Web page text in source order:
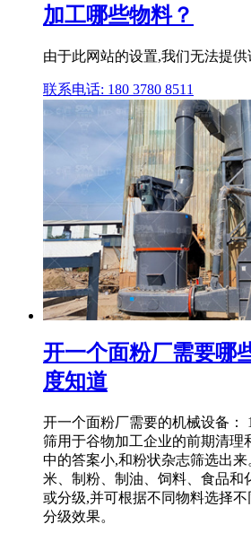
加工哪些物料？
由于此网站的设置,我们无法提供
联系电话: 180 3780 8511
开一个面粉厂需要哪
度知道
开一个面粉厂需要的机械设备：
筛用于谷物加工企业的前期清理
中的答案小,和粉状杂志筛选出
米、制粉、制油、饲料、食品和
或分级,并可根据不同物料选择
分级效果。